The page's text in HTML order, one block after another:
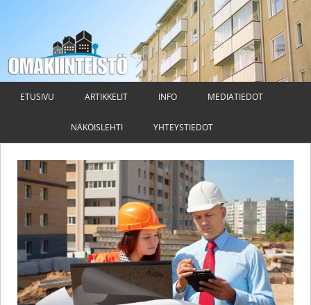
Taloyhtiön hallituksen ja isännöitsijän ammattilehti
Siirry
sisältöön
ETUSIVU ARTIKKELIT INFO MEDIATIEDOT
NÄKÖISLEHTI YHTEYSTIEDOT